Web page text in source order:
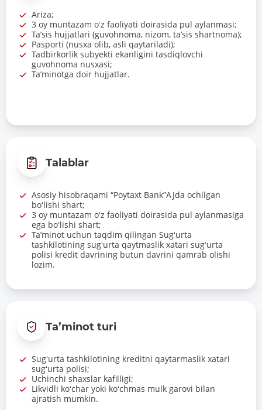
Ariza;
3 oy muntazam oʻz faoliyati doirasida pul aylanmasi;
Taʼsis hujjatlari (guvohnoma, nizom, taʼsis shartnoma);
Pasporti (nusxa olib, asli qaytariladi);
Tadbirkorlik subyekti ekanligini tasdiqlovchi
guvohnoma nusxasi;
Taʼminotga doir hujjatlar.
Talablar
Asosiy hisobraqami “Poytaxt Bank”AJda ochilgan
boʻlishi shart;
3 oy muntazam oʻz faoliyati doirasida pul aylanmasiga
ega boʻlishi shart;
Taʼminot uchun taqdim qilingan Sugʻurta
tashkilotining sugʻurta qaytmaslik xatari sugʻurta
polisi kredit davrining butun davrini qamrab olishi
lozim.
Ta’minot turi
Sugʻurta tashkilotining kreditni qaytarmaslik xatari
sugʻurta polisi;
Uchinchi shaxslar kafilligi;
Likvidli koʻchar yoki koʻchmas mulk garovi bilan
ajratish mumkin.